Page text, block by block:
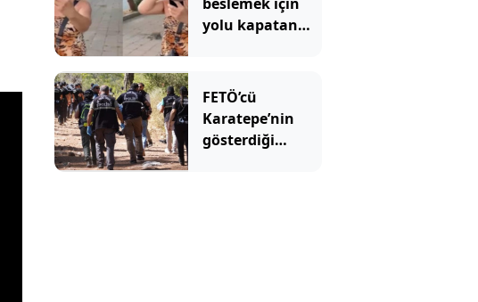
yolu kapatan
yatırıldı
FETÖ’cü
Karatepe’nin
gösterdiği